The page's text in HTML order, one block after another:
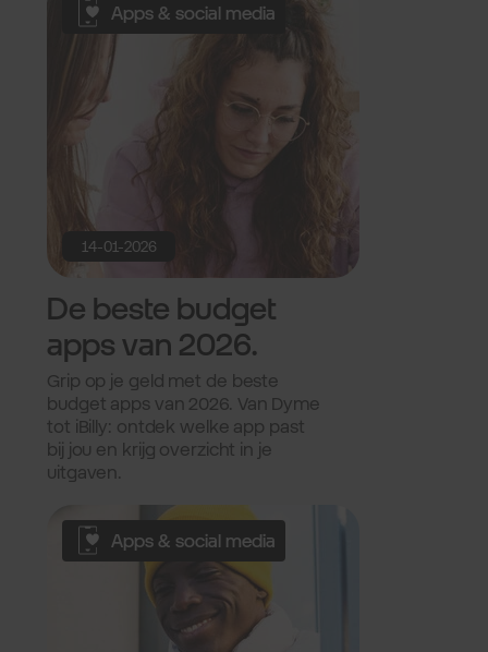
Apps & social media
14-01-2026
De beste budget
apps van 2026.
Grip op je geld met de beste
budget apps van 2026. Van Dyme
tot iBilly: ontdek welke app past
bij jou en krijg overzicht in je
uitgaven.
Apps & social media